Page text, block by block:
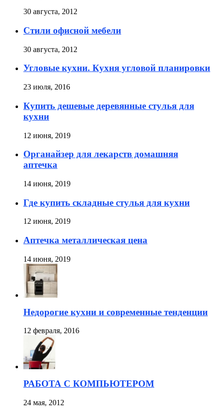
30 августа, 2012
Стили офисной мебели
30 августа, 2012
Угловые кухни. Кухня угловой планировки
23 июля, 2016
Купить дешевые деревянные стулья для
кухни
12 июня, 2019
Органайзер для лекарств домашняя
аптечка
14 июня, 2019
Где купить складные стулья для кухни
12 июня, 2019
Аптечка металлическая цена
14 июня, 2019
Недорогие кухни и современные тенденции
12 февраля, 2016
РАБОТА С КОМПЬЮТЕРОМ
24 мая, 2012